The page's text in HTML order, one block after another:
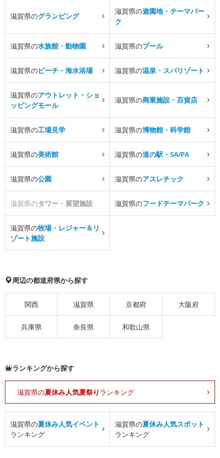
滋賀県のグランピング
滋賀県の遊園地・テーマパー
ク
滋賀県の水族館・動物園 滋賀県のプール
滋賀県のビーチ・海水浴場 滋賀県の温泉・スパリゾート
滋賀県のアウトレット・ショ
ッピングモール
滋賀県の商業施設・百貨店
滋賀県の工場見学 滋賀県の博物館・科学館
滋賀県の美術館 滋賀県の道の駅・SA/PA
滋賀県の公園 滋賀県のアスレチック
滋賀県のタワー・展望施設 滋賀県のフードテーマパーク
滋賀県の牧場・レジャー＆リ
ゾート施設
周辺の都道府県から探す
関西 滋賀県 京都府 大阪府
兵庫県 奈良県 和歌山県
ランキングから探す
滋賀県の夏休み人気夏祭り ランキング
滋賀県の夏休み人気イベント
ランキング
滋賀県の夏休み人気スポット
ランキング